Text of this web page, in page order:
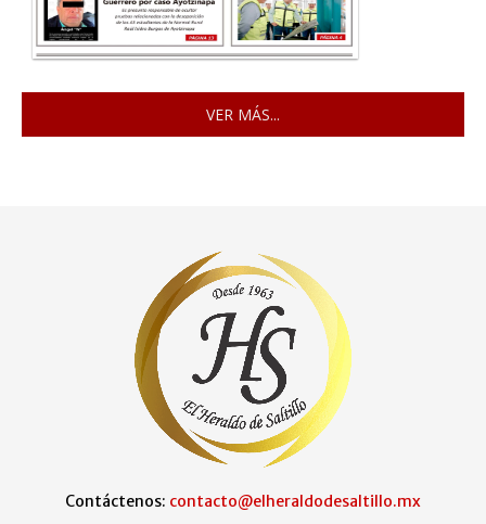
VER MÁS...
Contáctenos: contacto@elheraldodesaltillo.mx